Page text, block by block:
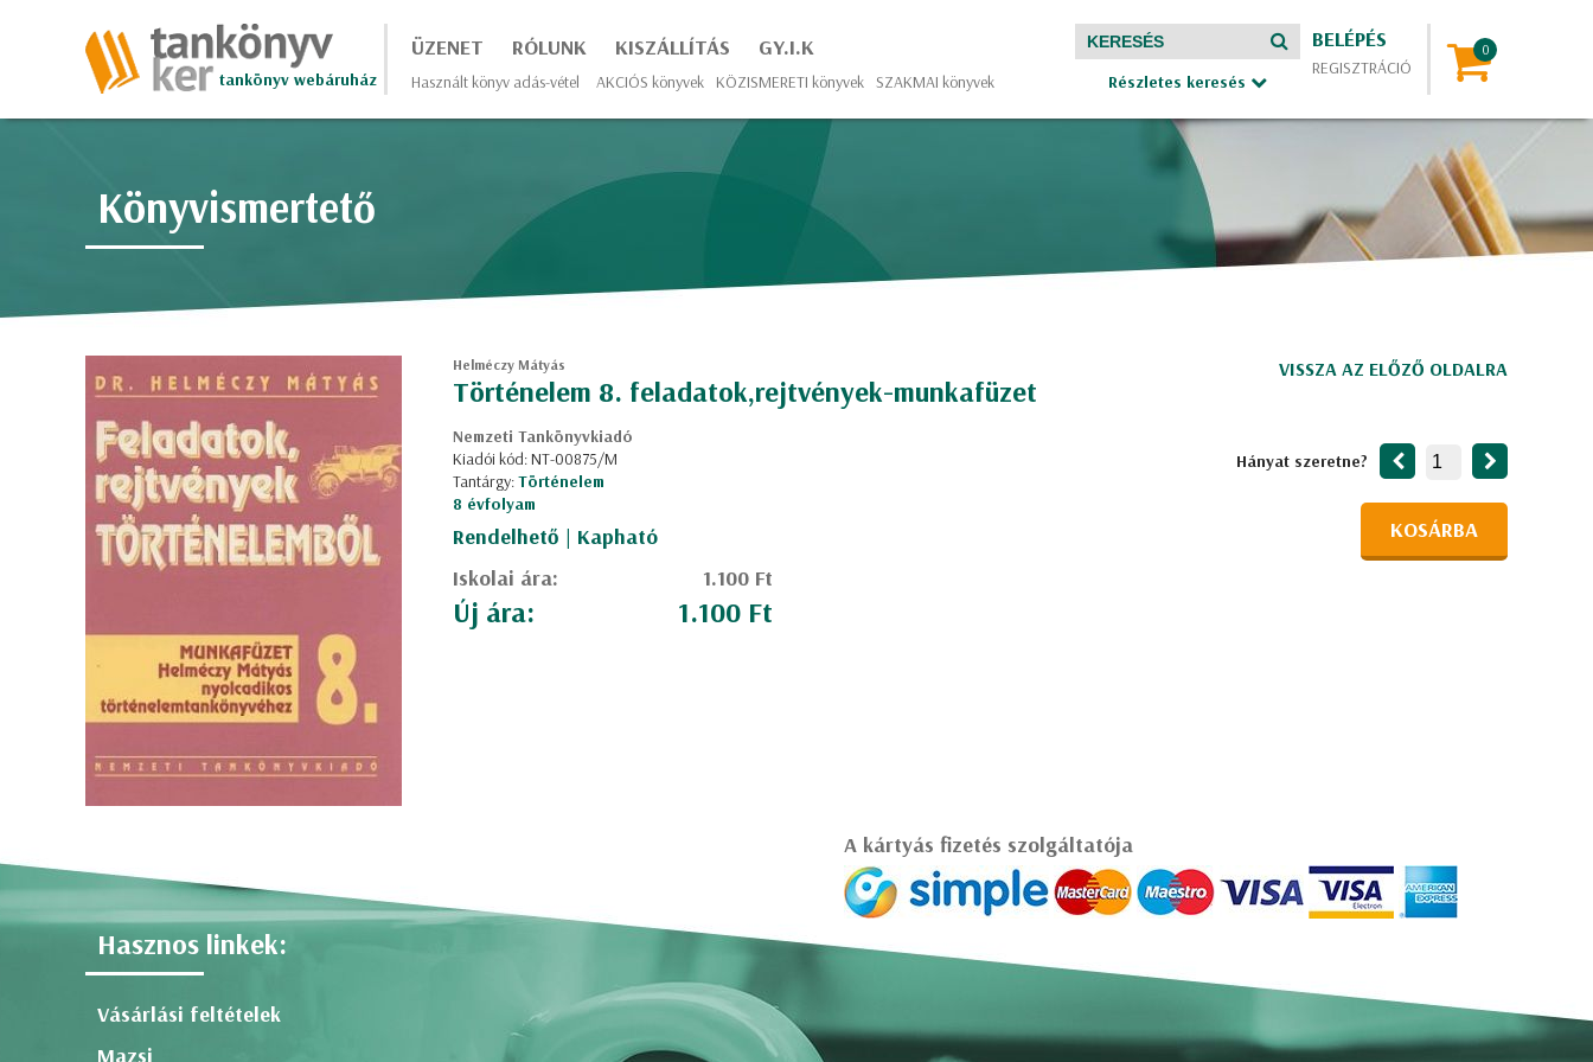
tankönyv webáruház
ÜZENET RÓLUNK KISZÁLLÍTÁS GY.I.K
Használt könyv adás-vétel AKCIÓS könyvek KÖZISMERETI könyvek SZAKMAI könyvek Részletes keresés
BELÉPÉS
REGISZTRÁCIÓ
Könyvismertető
Helméczy Mátyás
Történelem 8. feladatok,rejtvények-munkafüzet
Nemzeti Tankönyvkiadó
Kiadói kód: NT-00875/M
Tantárgy:Történelem
8 évfolyam
Rendelhető | Kapható
Iskolai ára:
1.100 Ft
Új ára: 1.100 Ft
VISSZA AZ ELŐZŐ OLDALRA
Hányat szeretne?
KOSÁRBA
A kártyás fizetés szolgáltatója
Hasznos linkek:
Vásárlási feltételek
Mazsi